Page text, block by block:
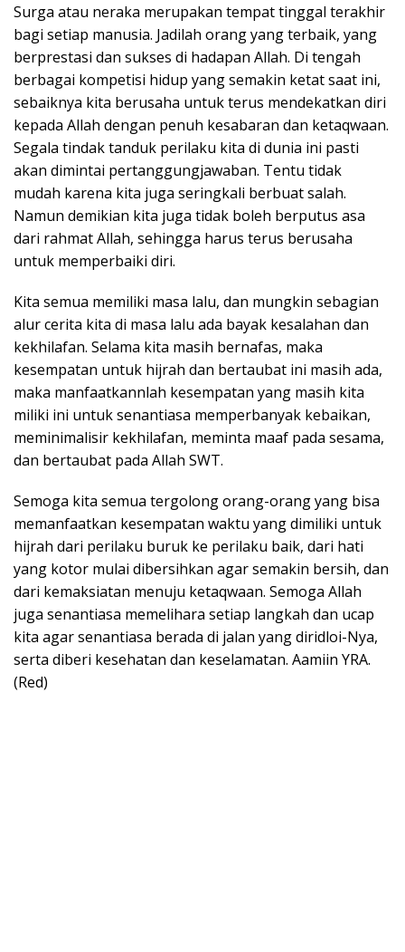
Surga atau neraka merupakan tempat tinggal terakhir
bagi setiap manusia. Jadilah orang yang terbaik, yang
berprestasi dan sukses di hadapan Allah. Di tengah
berbagai kompetisi hidup yang semakin ketat saat ini,
sebaiknya kita berusaha untuk terus mendekatkan diri
kepada Allah dengan penuh kesabaran dan ketaqwaan.
Segala tindak tanduk perilaku kita di dunia ini pasti
akan dimintai pertanggungjawaban. Tentu tidak
mudah karena kita juga seringkali berbuat salah.
Namun demikian kita juga tidak boleh berputus asa
dari rahmat Allah, sehingga harus terus berusaha
untuk memperbaiki diri.
Kita semua memiliki masa lalu, dan mungkin sebagian
alur cerita kita di masa lalu ada bayak kesalahan dan
kekhilafan. Selama kita masih bernafas, maka
kesempatan untuk hijrah dan bertaubat ini masih ada,
maka manfaatkannlah kesempatan yang masih kita
miliki ini untuk senantiasa memperbanyak kebaikan,
meminimalisir kekhilafan, meminta maaf pada sesama,
dan bertaubat pada Allah SWT.
Semoga kita semua tergolong orang-orang yang bisa
memanfaatkan kesempatan waktu yang dimiliki untuk
hijrah dari perilaku buruk ke perilaku baik, dari hati
yang kotor mulai dibersihkan agar semakin bersih, dan
dari kemaksiatan menuju ketaqwaan. Semoga Allah
juga senantiasa memelihara setiap langkah dan ucap
kita agar senantiasa berada di jalan yang diridloi-Nya,
serta diberi kesehatan dan keselamatan. Aamiin YRA.
(Red)